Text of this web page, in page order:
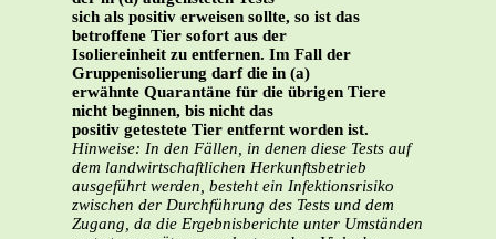
sich als positiv erweisen sollte, so ist das
betroffene Tier sofort aus der
Isoliereinheit zu entfernen. Im Fall der
Gruppenisolierung darf die in (a)
erwähnte Quarantäne für die übrigen Tiere
nicht beginnen, bis nicht das
positiv getestete Tier entfernt worden ist.
Hinweise: In den Fällen, in denen diese Tests auf
dem landwirtschaftlichen Herkunftsbetrieb
ausgeführt werden, besteht ein Infektionsrisiko
zwischen der Durchführung des Tests und dem
Zugang, da die Ergebnisberichte unter Umständen